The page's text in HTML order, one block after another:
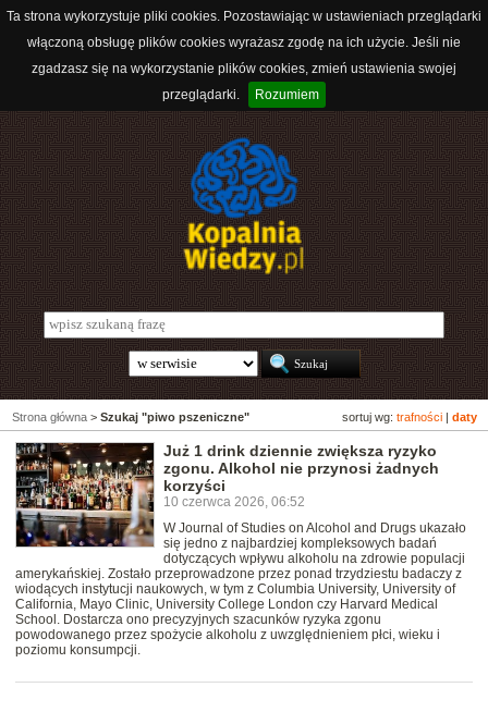
Ta strona wykorzystuje pliki cookies. Pozostawiając w ustawieniach przeglądarki
włączoną obsługę plików cookies wyrażasz zgodę na ich użycie. Jeśli nie
zgadzasz się na wykorzystanie plików cookies, zmień ustawienia swojej
przeglądarki.
Rozumiem
sortuj wg: trafności daty
Strona główna > Szukaj "piwo pszeniczne"
Już 1 drink dziennie zwiększa ryzyko
zgonu. Alkohol nie przynosi żadnych
korzyści
10 czerwca 2026, 06:52
W Journal of Studies on Alcohol and Drugs ukazało
się jedno z najbardziej kompleksowych badań
dotyczących wpływu alkoholu na zdrowie populacji
amerykańskiej. Zostało przeprowadzone przez ponad trzydziestu badaczy z
wiodących instytucji naukowych, w tym z Columbia University, University of
California, Mayo Clinic, University College London czy Harvard Medical
School. Dostarcza ono precyzyjnych szacunków ryzyka zgonu
powodowanego przez spożycie alkoholu z uwzględnieniem płci, wieku i
poziomu konsumpcji.